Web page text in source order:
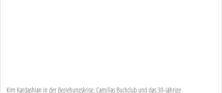
Kim Kardashian in der Beziehungskrise, Camillas Buchclub und das 30-jährige